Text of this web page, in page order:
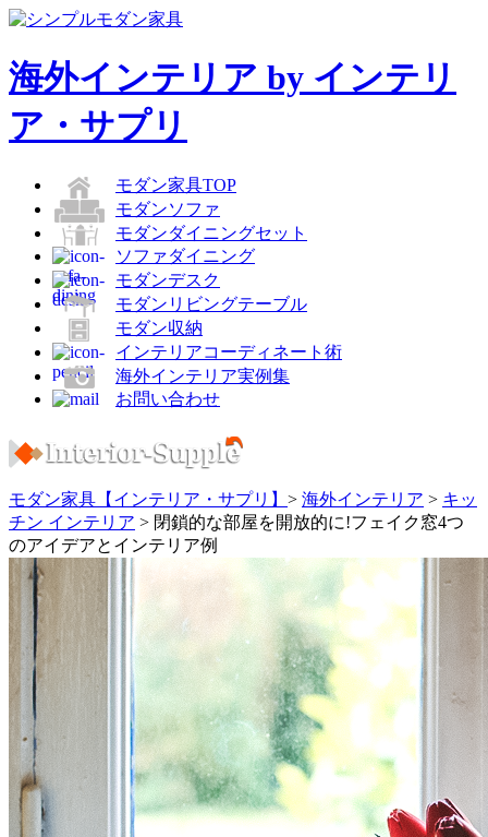
海外インテリア by インテリ
ア・サプリ
モダン家具TOP
モダンソファ
モダンダイニングセット
ソファダイニング
モダンデスク
モダンリビングテーブル
モダン収納
インテリアコーディネート術
海外インテリア実例集
お問い合わせ
モダン家具【インテリア・サプリ】 > 海外インテリア > キッ
チン インテリア > 閉鎖的な部屋を開放的に!フェイク窓4つ
のアイデアとインテリア例